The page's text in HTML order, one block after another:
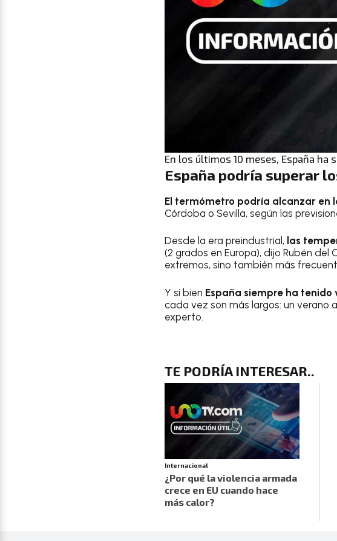
En los últimos 10 meses, España
España podría superar
El termómetro podría alcanzar en
Córdoba o Sevilla, según las
Desde la era preindustrial, las
(2 grados en Europa), dijo Rubén
extremos, sino también más
Y si bien España siempre ha tenido
cada vez son más largos: un verano
experto.
TE PODRÍA INTERESAR..
Internacional
¿Por qué la violencia armada
crece en EU cuando hace
más calor?